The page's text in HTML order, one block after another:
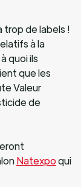
trop de labels !
à la
quoi ils
que les
Valeur
de
Natexpoqui